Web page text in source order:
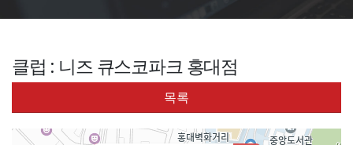
클럽 : 니즈 큐스코파크 홍대점
목록